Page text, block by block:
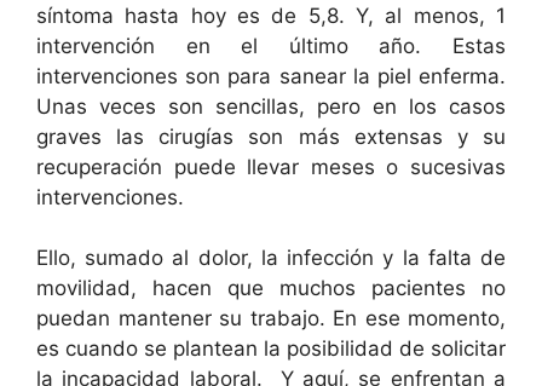
síntoma hasta hoy es de 5,8. Y, al menos, 1
intervención en el último año. Estas
intervenciones son para sanear la piel enferma.
Unas veces son sencillas, pero en los casos
graves las cirugías son más extensas y su
recuperación puede llevar meses o sucesivas
intervenciones.
Ello, sumado al dolor, la infección y la falta de
movilidad, hacen que muchos pacientes no
puedan mantener su trabajo. En ese momento,
es cuando se plantean la posibilidad de solicitar
la incapacidad laboral. Y aquí, se enfrentan a